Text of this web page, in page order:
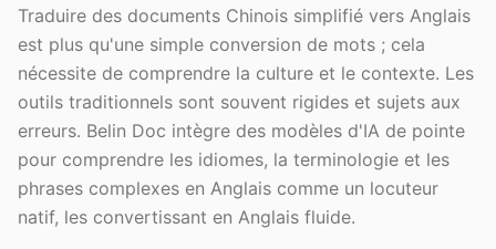
Traduire des documents Chinois simplifié vers Anglais
est plus qu'une simple conversion de mots ; cela
nécessite de comprendre la culture et le contexte. Les
outils traditionnels sont souvent rigides et sujets aux
erreurs. Belin Doc intègre des modèles d'IA de pointe
pour comprendre les idiomes, la terminologie et les
phrases complexes en Anglais comme un locuteur
natif, les convertissant en Anglais fluide.